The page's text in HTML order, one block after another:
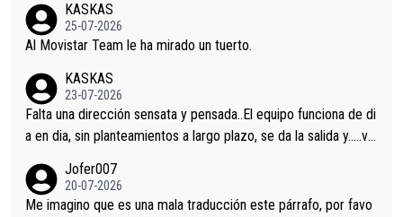
KASKAS
25-07-2026
Al Movistar Team le ha mirado un tuerto.
KASKAS
23-07-2026
Falta una dirección sensata y pensada..El equipo funciona de di
a en dia, sin planteamientos a largo plazo, se da la salida y…..ve
Minguez, Velez etc etc.Me da pena vivir estos momentos tan
tristes sin victorias.
Jofer007
20-07-2026
Me imagino que es una mala traducción este párrafo, por favo